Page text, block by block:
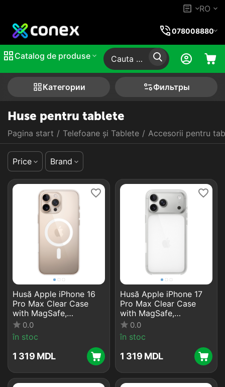
RO
078008880
Catalog de produse
Категории Фильтры
Huse pentru tablete
Pagina start / Telefoane și Tablete / Accesorii pentru
Price Brand
Husă Apple iPhone 16
Pro Max Clear Case
with MagSafe,
Transparent
0.0
în stoc
1 319 MDL
Husă Apple iPhone 17
Pro Max Clear Case
with MagSafe,
Transparent
0.0
în stoc
1 319 MDL